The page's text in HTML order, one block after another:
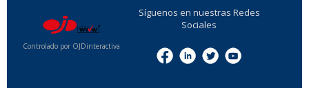
Controlado por OJDinteractiva
Síguenos en nuestras Redes
Sociales